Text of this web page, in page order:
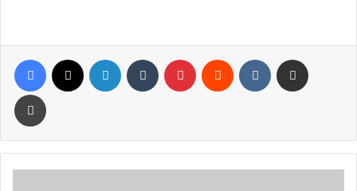
Facebook LinkedIn Tumblr Pinterest Reddit VKontakte
Yazdır